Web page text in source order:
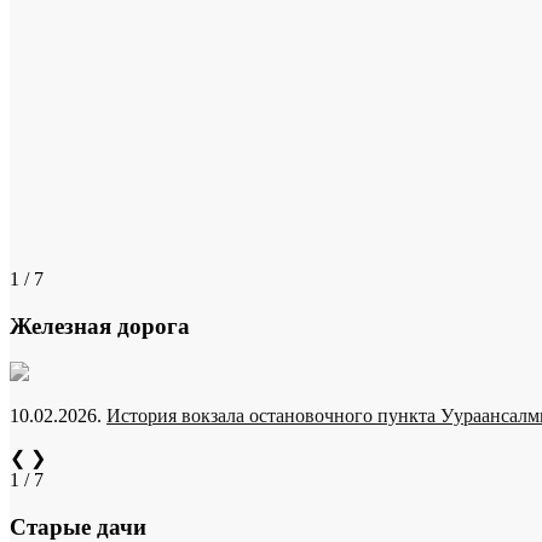
1 / 7
Железная дорога
10.02.2026. История вокзала остановочного пункта
❮ ❯
1 / 7
Старые дачи